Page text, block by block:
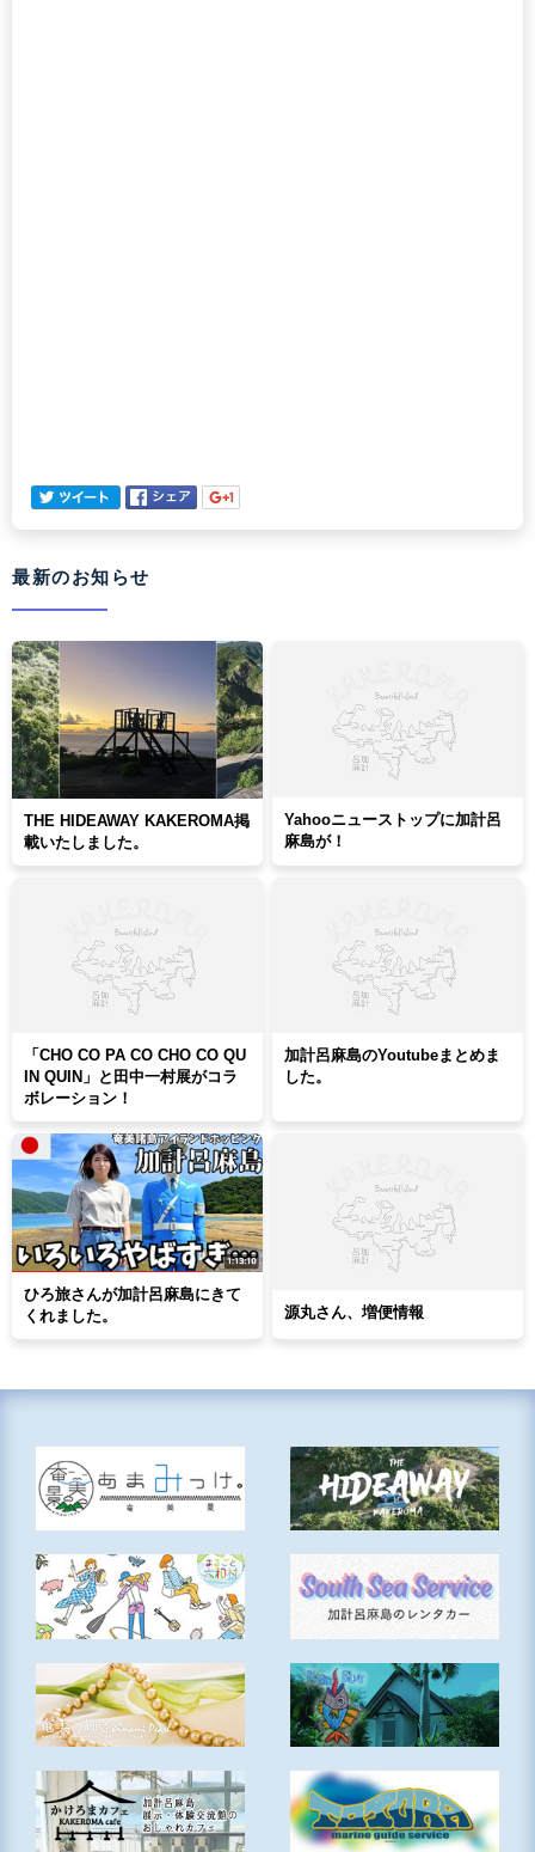
最新のお知らせ
THE HIDEAWAY KAKEROMA掲
載いたしました。
Yahooニューストップに加計呂
麻島が！
「CHO CO PA CO CHO CO QU
IN QUIN」と田中一村展がコラ
ボレーション！
加計呂麻島のYoutubeまとめま
した。
ひろ旅さんが加計呂麻島にきて
くれました。
源丸さん、増便情報